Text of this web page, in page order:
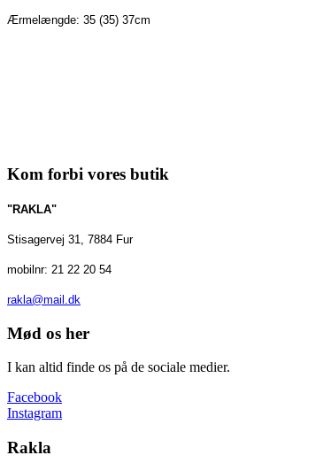
Ærmelængde: 35 (35) 37cm
Kom forbi vores butik
"RAKLA"
Stisagervej 31, 7884 Fur
mobilnr: 21 22 20 54
rakla@mail.dk
Mød os her
I kan altid finde os på de sociale medier.
Facebook
Instagram
Rakla